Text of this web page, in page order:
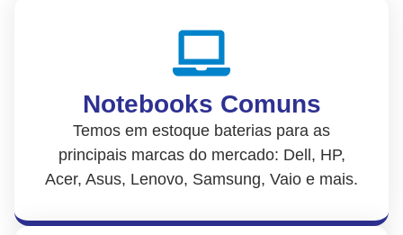
Notebooks Comuns
Temos em estoque baterias para as
principais marcas do mercado: Dell, HP,
Acer, Asus, Lenovo, Samsung, Vaio e mais.